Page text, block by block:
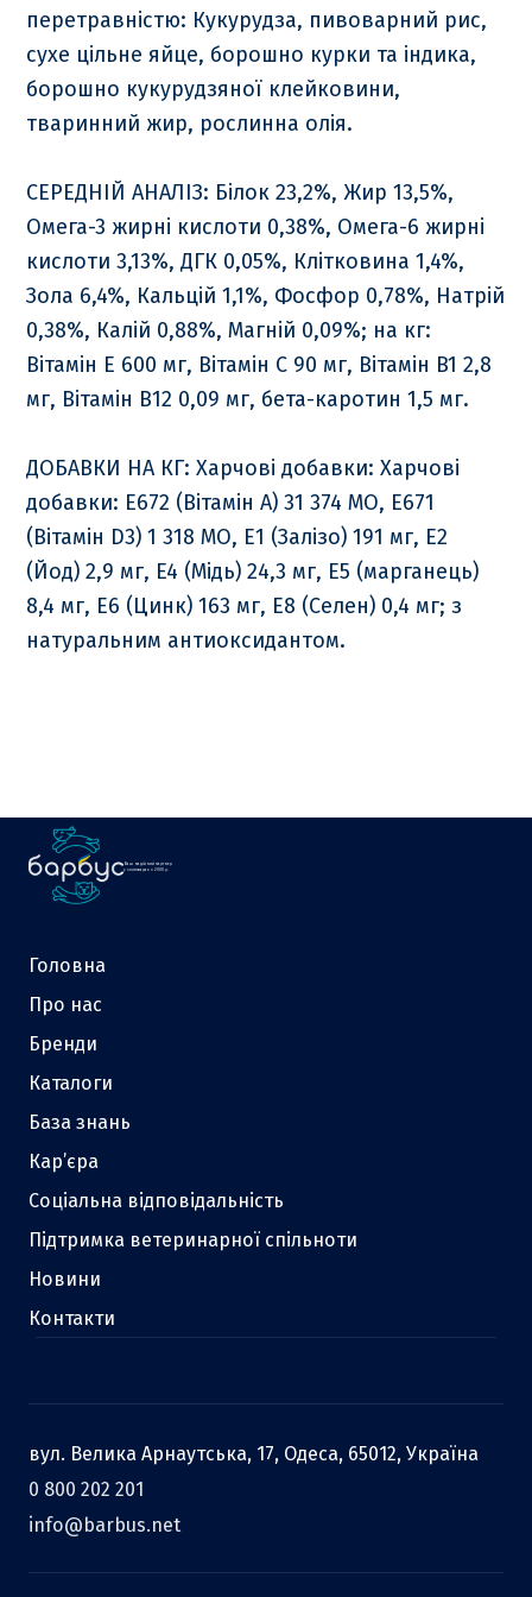
перетравністю: Кукурудза, пивоварний рис,
сухе цільне яйце, борошно курки та індика,
борошно кукурудзяної клейковини,
тваринний жир, рослинна олія.
СЕРЕДНІЙ АНАЛІЗ: Білок 23,2%, Жир 13,5%,
Омега-3 жирні кислоти 0,38%, Омега-6 жирні
кислоти 3,13%, ДГК 0,05%, Клітковина 1,4%,
Зола 6,4%, Кальцій 1,1%, Фосфор 0,78%, Натрій
0,38%, Калій 0,88%, Магній 0,09%; на кг:
Вітамін E 600 мг, Вітамін С 90 мг, Вітамін B1 2,8
мг, Вітамін В12 0,09 мг, бета-каротин 1,5 мг.
ДОБАВКИ НА КГ: Харчові добавки: Харчові
добавки: E672 (Вітамін A) 31 374 МО, E671
(Вітамін D3) 1 318 МО, E1 (Залізо) 191 мг, E2
(Йод) 2,9 мг, E4 (Мідь) 24,3 мг, E5 (марганець)
8,4 мг, E6 (Цинк) 163 мг, E8 (Селен) 0,4 мг; з
натуральним антиоксидантом.
Ваш надійний партнер
у зоотоварах з 2000 р.
Головна
Про нас
Бренди
Каталоги
База знань
Кар’єра
Соціальна відповідальність
Підтримка ветеринарної спільноти
Новини
Контакти
вул. Велика Арнаутська, 17, Одеса, 65012, Україна
0 800 202 201
info@barbus.net